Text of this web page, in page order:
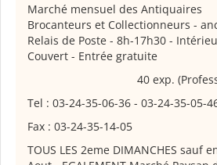
Marché mensuel des Antiquaires
Brocanteurs et Collectionneurs -
Relais de Poste - 8h-17h30 -
Couvert - Entrée gratuite
40 exp.
Tel : 03-24-35-06-36 - 03-24-35-05-
Fax : 03-24-35-14-05
TOUS LES 2eme DIMANCHES sauf